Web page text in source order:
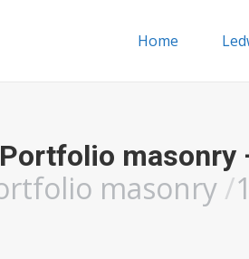
Home
masonry
masonry